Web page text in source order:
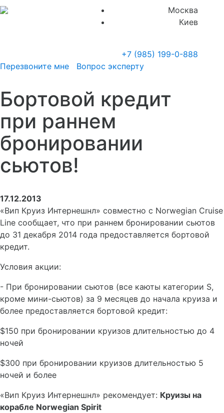
Москва
Киев
+7 (985) 199-0-888
Перезвоните мне
Вопрос эксперту
Бортовой кредит
при раннем
бронировании
сьютов!
17.12.2013
«Вип Круиз Интернешнл» совместно с Norwegian Cruise
Line сообщает, что при раннем бронировании сьютов
до 31 декабря 2014 года предоставляется бортовой
кредит.
Условия акции:
- При бронировании сьютов (все каюты категории S,
кроме мини-сьютов) за 9 месяцев до начала круиза и
более предоставляется бортовой кредит:
$150 при бронировании круизов длительностью до 4
ночей
$300 при бронировании круизов длительностью 5
ночей и более
«Вип Круиз Интернешнл» рекомендует: Круизы на
корабле Norwegian Spirit